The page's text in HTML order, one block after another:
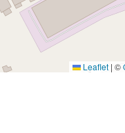
Leaflet | ©